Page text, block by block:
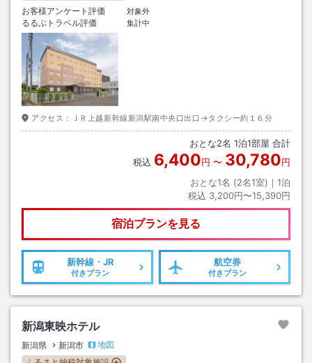
お客様アンケート評価
対象外
るるぶトラベル評価 集計中
アクセス： ＪＲ上越新幹線新潟駅南中央口出口→タクシー約１６分
おとな2名 1泊1部屋 合計
税込 6,400円 〜 30,780円
おとな1名 (2名1室)｜ 1泊
税込 3,200円〜15,390円
宿泊プランを見る
新幹線・JR
付きプラン
航空券
付きプラン
新潟東映ホテル
新潟県 新潟市
地図